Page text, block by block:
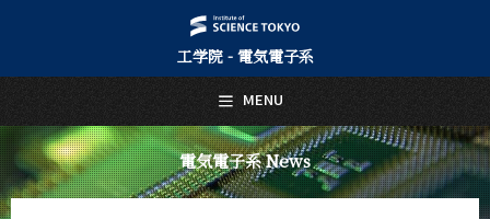
工学院 - 電気電子系
電気電子系 News
MENU
日本語 English
トップページ
Top Page
電気電子系について
About Us